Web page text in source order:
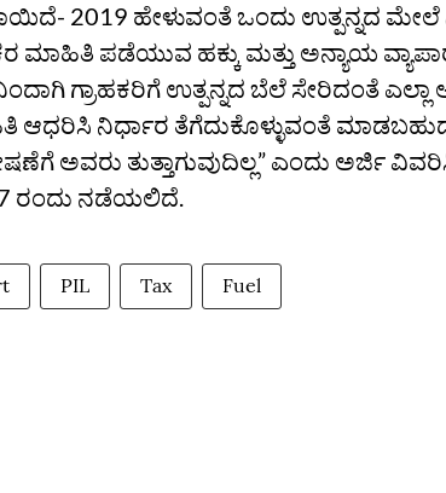
ಕಾಯಿದೆ- 2019 ಹೇಳುವಂತೆ ಒಂದು ಉತ್ಪನ್ನದ
ಮಾಹಿತಿ ಪಡೆಯುವ ಹಕ್ಕು ಮತ್ತು ಅನ್ಯಾಯ
ಗ್ರಾಹಕರಿಗೆ ಉತ್ಪನ್ನದ ಬೆಲೆ ಸೇರಿದಂತೆ
ಆಧರಿಸಿ ನಿರ್ಧಾರ ತೆಗೆದುಕೊಳ್ಳುವಂತೆ
ಅವರು ತುತ್ತಾಗುವುದಿಲ್ಲ” ಎಂದು ಅರ್ಜಿ
ರಂದು ನಡೆಯಲಿದೆ.
PIL Tax Fuel